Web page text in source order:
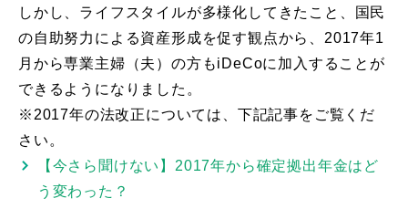
しかし、ライフスタイルが多様化してきたこと、国民
の自助努力による資産形成を促す観点から、2017年1
月から専業主婦（夫）の方もiDeCoに加入することが
できるようになりました。
※2017年の法改正については、下記記事をご覧くだ
さい。
【今さら聞けない】2017年から確定拠出年金はど
う変わった？